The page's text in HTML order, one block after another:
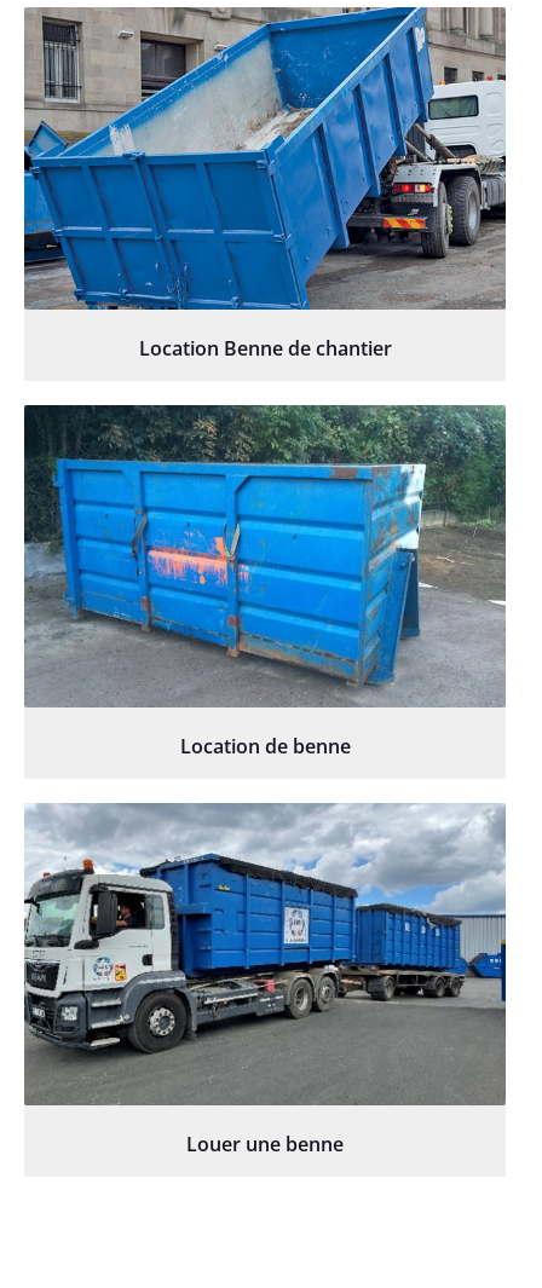
Location Benne de chantier
Location de benne
Louer une benne